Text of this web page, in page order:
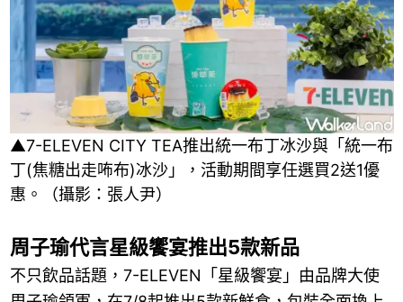
▲7-ELEVEN CITY TEA推出統一布丁冰沙與「統一布
丁(焦糖出走咘布)冰沙」，活動期間享任選買2送1優
惠。（攝影：張人尹）
周子瑜代言星級饗宴推出5款新品
不只飲品話題，7-ELEVEN「星級饗宴」由品牌大使